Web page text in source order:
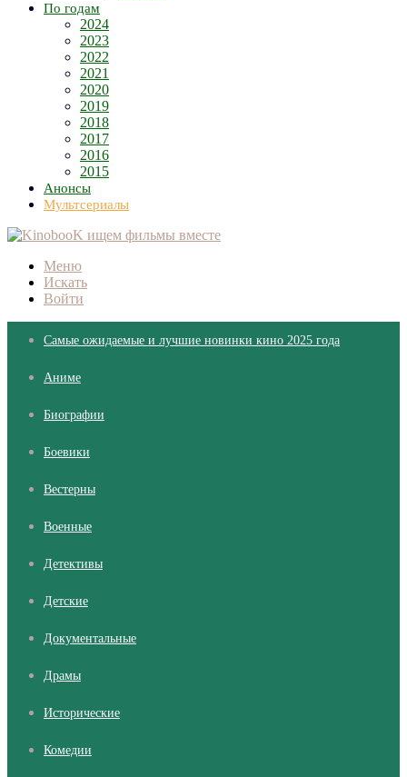
По годам
2024
2023
2022
2021
2020
2019
2018
2017
2016
2015
Анонсы
Мультсериалы
Меню
Искать
Войти
Самые ожидаемые и лучшие новинки кино 2025 года
Аниме
Биографии
Боевики
Вестерны
Военные
Детективы
Детские
Документальные
Драмы
Исторические
Комедии